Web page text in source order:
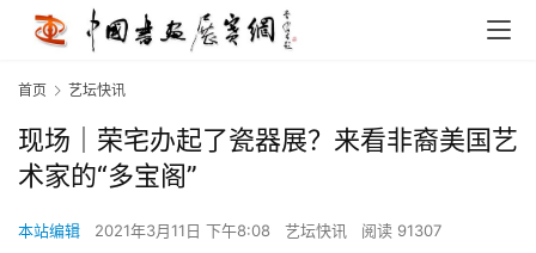
首页 艺坛快讯
现场｜荣宅办起了瓷器展？来看非裔美国艺
术家的“多宝阁”
本站编辑 2021年3月11日 下午8:08 艺坛快讯 阅读 91307